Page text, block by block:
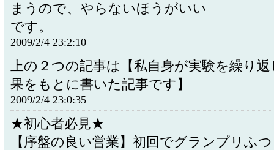
まうので、やらないほうがいい
です。
2009/2/4 23:2:10
上の２つの記事は【私自身が実験を繰り
果をもとに書いた記事です】
2009/2/4 23:0:35
★初心者必見★
【序盤の良い営業】初回でグランプリふ